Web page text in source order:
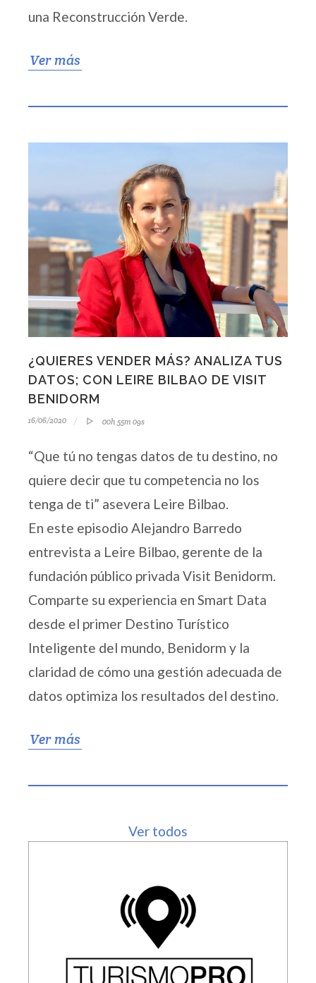
una Reconstrucción Verde.
Ver más
¿QUIERES VENDER MÁS? ANALIZA TUS
DATOS; CON LEIRE BILBAO DE VISIT
BENIDORM
16/06/2020 00h 55m 09s
“Que tú no tengas datos de tu destino, no
quiere decir que tu competencia no los
tenga de ti” asevera Leire Bilbao.
En este episodio Alejandro Barredo
entrevista a Leire Bilbao, gerente de la
fundación público privada Visit Benidorm.
Comparte su experiencia en Smart Data
desde el primer Destino Turístico
Inteligente del mundo, Benidorm y la
claridad de cómo una gestión adecuada de
datos optimiza los resultados del destino.
Ver más
Ver todos